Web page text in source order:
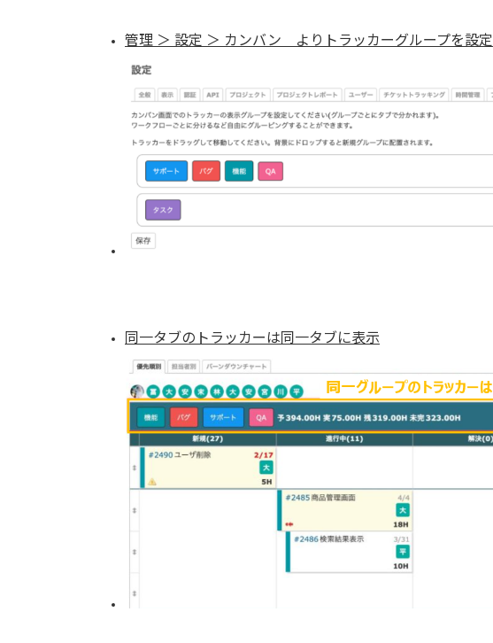
管理 ＞ 設定 ＞ カンバン よりトラッカーグループを設定
同一タブのトラッカーは同一タブに表示